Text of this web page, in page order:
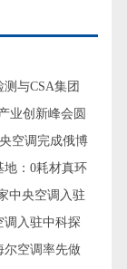
与CSA集团
业创新峰会圆
空调完成俄博
地：0耗材真环
中央空调入驻
调入驻中科探
尔空调率先做